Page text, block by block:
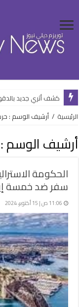
كشف أثري جديد
الرئيسية / أرشيف الوسم :
أرشيف الوسم :
الحكومة
سفر ضد خمسة
11:06 ص | 15 أكتوبر، 2024